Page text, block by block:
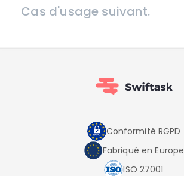
Cas d'usage suivant.
Conformité RGPD
Fabriqué en Europe
ISO 27001